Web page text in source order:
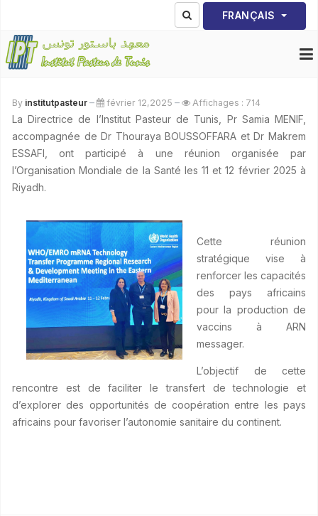
Sélectionnez votre
FRANÇAIS
By institutpasteur février 12,2025 Affichages : 714
La Directrice de l’Institut Pasteur de Tunis, Pr Samia MENIF,
accompagnée de Dr Thouraya BOUSSOFFARA et Dr Makrem
ESSAFI, ont participé à une réunion organisée par
l’Organisation Mondiale de la Santé les 11 et 12 février 2025 à
Riyadh.
Cette réunion
stratégique vise à
renforcer les capacités
des pays africains
pour la production de
vaccins à ARN
messager.
L’objectif de cette
rencontre est de faciliter le transfert de technologie et
d’explorer des opportunités de coopération entre les pays
africains pour favoriser l’autonomie sanitaire du continent.